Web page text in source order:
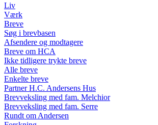
Liv
Værk
Breve
Søg i brevbasen
Afsendere og modtagere
Breve om HCA
Ikke tidligere trykte breve
Alle breve
Enkelte breve
Partner H.C. Andersens Hus
Brevveksling med fam. Melchior
Brevveksling med fam. Serre
Rundt om Andersen